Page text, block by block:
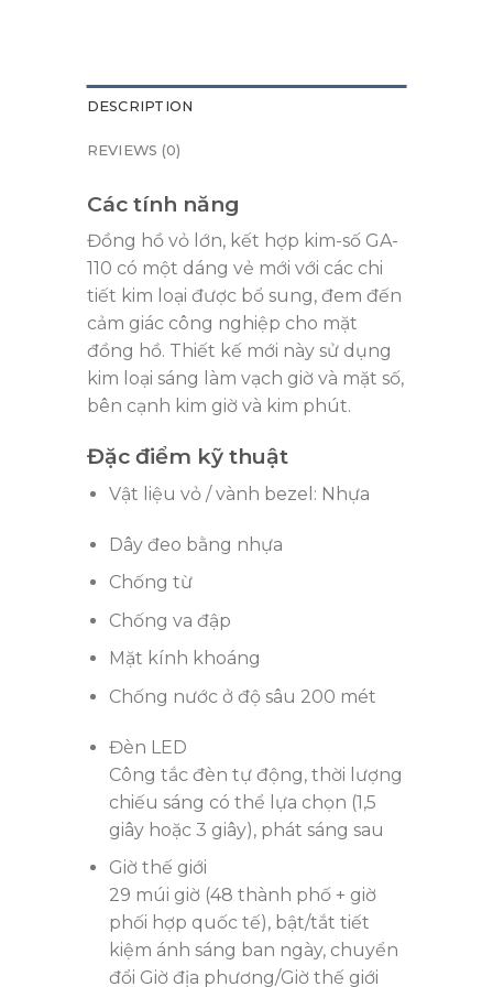
DESCRIPTION
REVIEWS (0)
Các tính năng
Đồng hồ vỏ lớn, kết hợp kim-số GA-
110 có một dáng vẻ mới với các chi
tiết kim loại được bổ sung, đem đến
cảm giác công nghiệp cho mặt
đồng hồ. Thiết kế mới này sử dụng
kim loại sáng làm vạch giờ và mặt số,
bên cạnh kim giờ và kim phút.
Đặc điểm kỹ thuật
Vật liệu vỏ / vành bezel: Nhựa
Dây đeo bằng nhựa
Chống từ
Chống va đập
Mặt kính khoáng
Chống nước ở độ sâu 200 mét
Đèn LED
Công tắc đèn tự động, thời lượng
chiếu sáng có thể lựa chọn (1,5
giây hoặc 3 giây), phát sáng sau
Giờ thế giới
29 múi giờ (48 thành phố + giờ
phối hợp quốc tế), bật/tắt tiết
kiệm ánh sáng ban ngày, chuyển
đổi Giờ địa phương/Giờ thế giới